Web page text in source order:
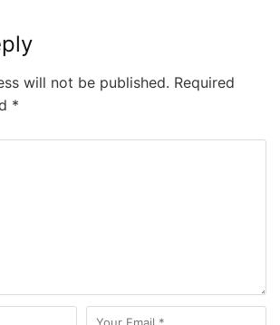
will not be published. Required
*